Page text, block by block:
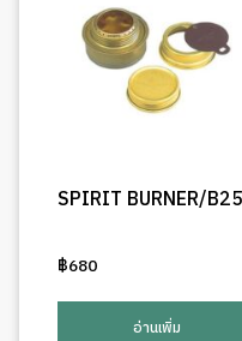
SPIRIT BURNER/B25
฿680
อ่านเพิ่ม